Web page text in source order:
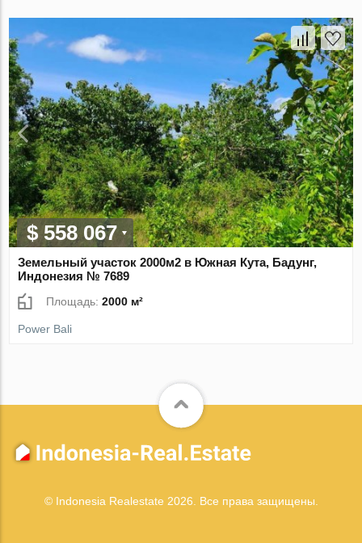
$ 558 067
Земельный участок 2000м2 в Южная Кута, Бадунг,
Индонезия № 7689
Площадь:2000 м²
Power Bali
© Indonesia Realestate 2026. Все права защищены.